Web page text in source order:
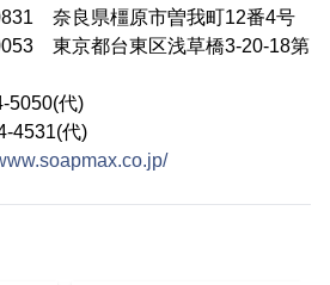
奈良県橿原市曽我町12番4号
東京都台東区浅草橋3-20-18第
代)
代)